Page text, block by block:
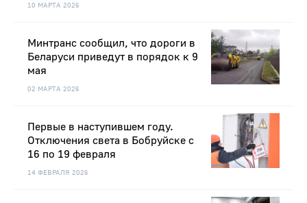
10 МАРТА 2026
02 МАРТА 2026
Минтранс сообщил, что дороги в
Беларуси приведут в порядок к 9
мая
14 ФЕВРАЛЯ 2026
Первые в наступившем году.
Отключения света в Бобруйске с
16 по 19 февраля